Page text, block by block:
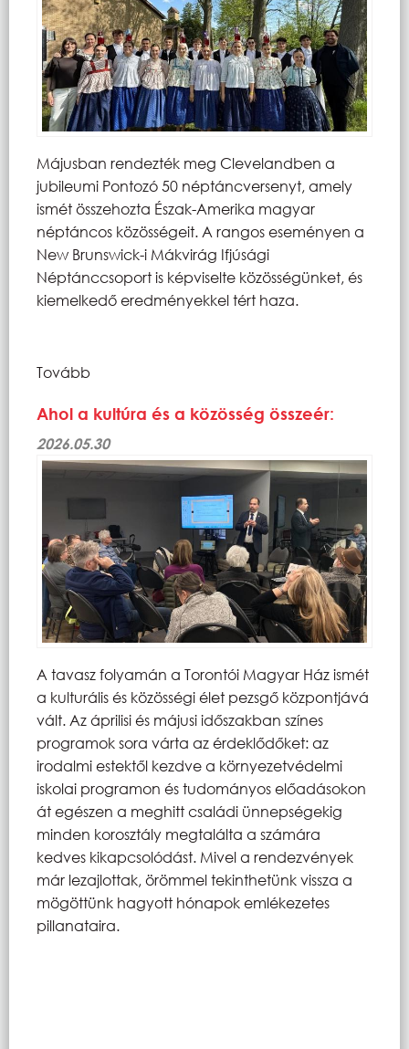
Májusban rendezték meg Clevelandben a
jubileumi Pontozó 50 néptáncversenyt, amely
ismét összehozta Észak-Amerika magyar
néptáncos közösségeit. A rangos eseményen a
New Brunswick-i Mákvirág Ifjúsági
Néptánccsoport is képviselte közösségünket, és
kiemelkedő eredményekkel tért haza.
Tovább
Ahol a kultúra és a közösség összeér:
2026.05.30
A tavasz folyamán a Torontói Magyar Ház ismét
a kulturális és közösségi élet pezsgő központjává
vált. Az áprilisi és májusi időszakban színes
programok sora várta az érdeklődőket: az
irodalmi estektől kezdve a környezetvédelmi
iskolai programon és tudományos előadásokon
át egészen a meghitt családi ünnepségekig
minden korosztály megtalálta a számára
kedves kikapcsolódást. Mivel a rendezvények
már lezajlottak, örömmel tekinthetünk vissza a
mögöttünk hagyott hónapok emlékezetes
pillanataira.